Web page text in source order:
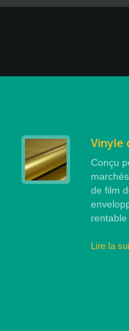
Vinyle
Conçu
de film
rentable
Lire la